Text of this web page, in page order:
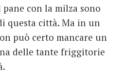
con la milza sono
questa città. Ma in un
può certo mancare un
delle tante friggitorie